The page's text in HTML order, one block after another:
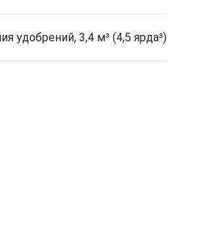
удобрений, 3,4 м³ (4,5 ярда³)